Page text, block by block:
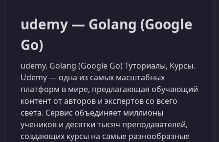
udemy — Golang (Google
Go)
udemy, Golang (Google Go) Туториалы, Курсы.
Udemy — одна из самых масштабных
платформ в мире, предлагающая обучающий
контент от авторов и экспертов со всего
света. Сервис объединяет миллионы
учеников и десятки тысяч преподавателей,
создающих курсы на самые разнообразные